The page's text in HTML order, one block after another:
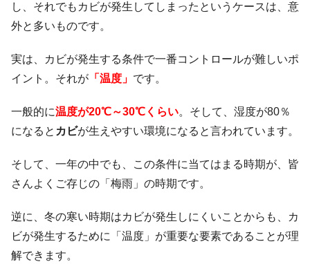
し、それでもカビが発生してしまったというケースは、意
外と多いものです。
実は、カビが発生する条件で一番コントロールが難しいポ
イント。それが 「温度」 です。
一般的に温度が20℃～30℃くらい。そして、湿度が80％
になると カビが生えやすい環境になると言われています。
そして、一年の中でも、この条件に当てはまる時期が、皆
さんよくご存じの「梅雨」の時期です。
逆に、冬の寒い時期はカビが発生しにくいことからも、カ
ビが発生するために「温度」が重要な要素であることが理
解できます。